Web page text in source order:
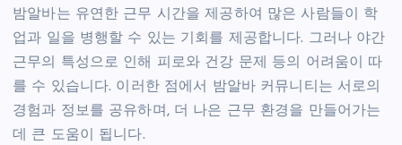
밤알바는 유연한 근무 시간을 제공하여 많은 사람들이 학
업과 일을 병행할 수 있는 기회를 제공합니다. 그러나 야간
근무의 특성으로 인해 피로와 건강 문제 등의 어려움이 따
를 수 있습니다. 이러한 점에서 밤알바 커뮤니티는 서로의
경험과 정보를 공유하며, 더 나은 근무 환경을 만들어가는
데 큰 도움이 됩니다.